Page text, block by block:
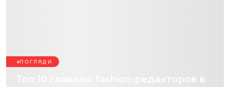
ПОГЛЯДИ
Топ 10 главных fashion-редакторов в